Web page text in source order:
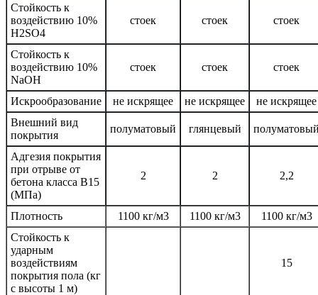
Стойкость к
воздействию 10%
H2SO4
стоек стоек стоек
Стойкость к
воздействию 10%
NaOH
стоек стоек стоек
Искрообразование не искрящее не искрящее
не искрящее
Внешний вид
покрытия
полуматовый глянцевый
Адгезия покрытия
при отрыве от
бетона класса В15
(МПа)
2 2 2,2
Плотность 1100 кг/м3 1100 кг/м3
1100 кг/м3
Стойкость к
ударным
воздействиям
покрытия пола (кг
с высоты 1 м)
15